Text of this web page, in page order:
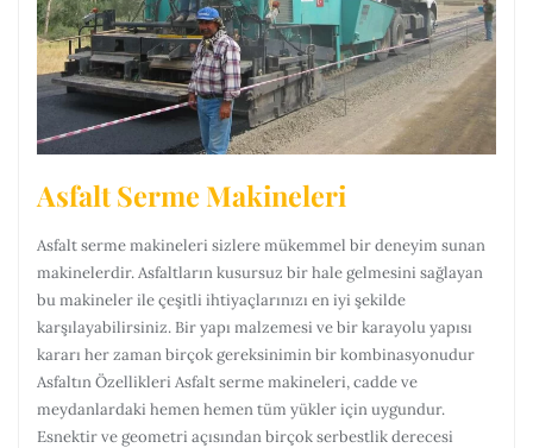
Asfalt Serme Makineleri
Asfalt serme makineleri sizlere mükemmel bir deneyim sunan
makinelerdir. Asfaltların kusursuz bir hale gelmesini sağlayan
bu makineler ile çeşitli ihtiyaçlarınızı en iyi şekilde
karşılayabilirsiniz. Bir yapı malzemesi ve bir karayolu yapısı
kararı her zaman birçok gereksinimin bir kombinasyonudur
Asfaltın Özellikleri Asfalt serme makineleri, cadde ve
meydanlardaki hemen hemen tüm yükler için uygundur.
Esnektir ve geometri açısından birçok serbestlik derecesi